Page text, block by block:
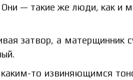
— такие же люди, как и
затвор, а матерщинник
то извиняющимся